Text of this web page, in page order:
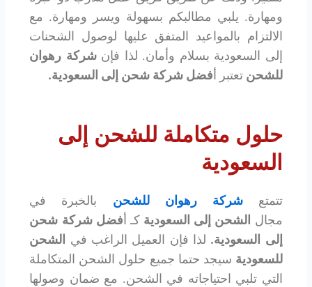
ومهارة. يلبي مطالبكم بسهولة ويسر ومهارة. مع
الالتزام بالمواعيد المتفق عليها لوصول الشحنات
إلى السعودية بسلام وأمان. لذا فإنشركة رهوان
للشحن تعتبر أفضل شركة شحن إلى السعودية.
حلول متكاملة للشحن إلى
السعودية
تتمتعشركة رهوان للشحن بالخبرة في
مجال الشحن إلى السعودية كـ أفضل شركة شحن
إلى السعودية. لذا فإن العميل الراغب في الشحن
للسعودية سيجد حتما جميع حلول الشحن المتكاملة
التي تلبي احتياجاته في الشحن. مع ضمان وصولها